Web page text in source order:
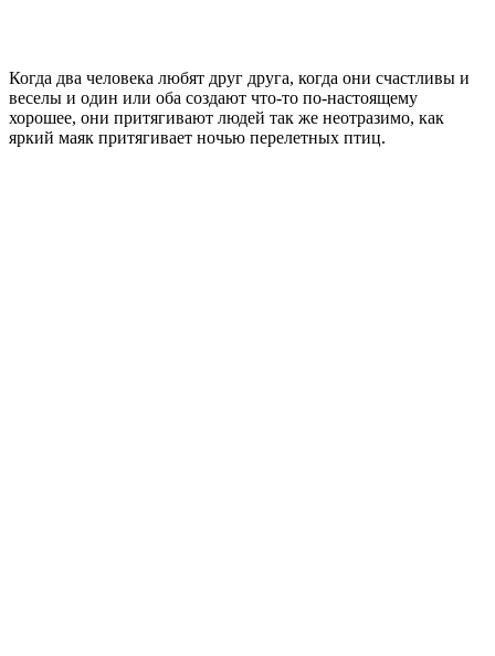
Когда два человека любят друг друга, когда они счастливы и
веселы и один или оба создают что-то по-настоящему
хорошее, они притягивают людей так же неотразимо, как
яркий маяк притягивает ночью перелетных птиц.